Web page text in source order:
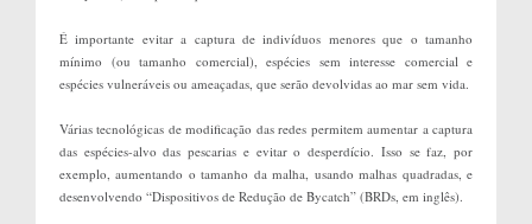
É importante evitar a captura de indivíduos menores que o tamanho
mínimo (ou tamanho comercial), espécies sem interesse comercial e
espécies vulneráveis ou ameaçadas, que serão devolvidas ao mar sem vida.
Várias tecnológicas de modificação das redes permitem aumentar a captura
das espécies-alvo das pescarias e evitar o desperdício. Isso se faz, por
exemplo, aumentando o tamanho da malha, usando malhas quadradas, e
desenvolvendo “Dispositivos de Redução de Bycatch” (BRDs, em inglês).